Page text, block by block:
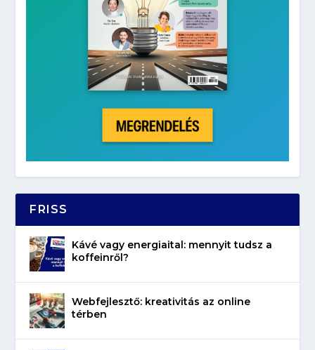
FRISS
Kávé vagy energiaital: mennyit tudsz a
koffeinről?
Webfejlesztő: kreativitás az online
térben